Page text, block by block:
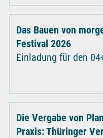
Das Bauen von
Festival 2026
Einladung für den
Die Vergabe von
Praxis: Thüringer